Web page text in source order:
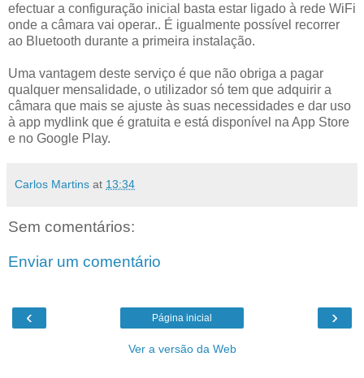
efectuar a configuração inicial basta estar ligado à rede WiFi
onde a câmara vai operar.. É igualmente possível recorrer
ao Bluetooth durante a primeira instalação.
Uma vantagem deste serviço é que não obriga a pagar
qualquer mensalidade, o utilizador só tem que adquirir a
câmara que mais se ajuste às suas necessidades e dar uso
à app mydlink que é gratuita e está disponível na App Store
e no Google Play.
Carlos Martins at 13:34
Sem comentários:
Enviar um comentário
‹ ›
Página inicial
Ver a versão da Web